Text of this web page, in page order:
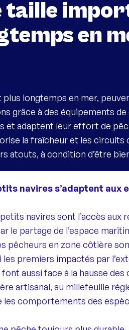
taille
en
plus longtemps en mer,
grâce à des équipements
et adaptent leur effort de
la fraîcheur et les
atouts, à condition d’être
navires s’adaptent aux
navires sont l’accès
le partage de l’espace
pêcheurs en zone côtière
les premiers impactés par
aussi face à la hausse
artisanal, au millefeuille
les comportements des